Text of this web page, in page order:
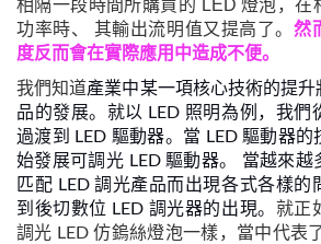
相隔一段時間所購買的 LED 燈泡，在
功率時、 其輸出流明值又提高了。 然
度反而會在實際應用中造成不便。
我們知道產業中某一項核心技術的提
品的發展。就以 LED 照明為例，我們
過渡到 LED 驅動器。當 LED 驅動器的
始發展可調光 LED 驅動器。 當越來越
匹配 LED 調光產品而出現各式各樣的
到後切數位 LED 調光器的出現。 就正
調光 LED 仿鎢絲燈泡一樣，當中代表